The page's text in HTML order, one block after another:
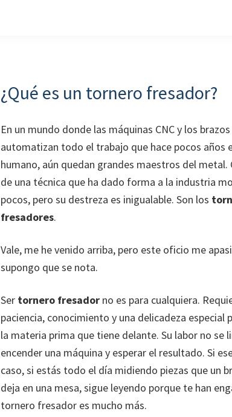
¿Qué es un tornero fresador?
En un mundo donde las máquinas CNC y los
automatizan todo el trabajo que hace pocos años
humano, aún quedan grandes maestros del metal.
de una técnica que ha dado forma a la industria
pocos, pero su destreza es inigualable. Son los
fresadores.
Vale, me he venido arriba, pero este oficio me
supongo que se nota.
Ser tornero fresadorno es para cualquiera.
paciencia, conocimiento y una delicadeza especial
la materia prima que tiene delante. Su labor no se
encender una máquina y esperar el resultado. Si
caso, si estás todo el día midiendo piezas que un
deja en una mesa, sigue leyendo porque te han
tornero fresador es mucho más.